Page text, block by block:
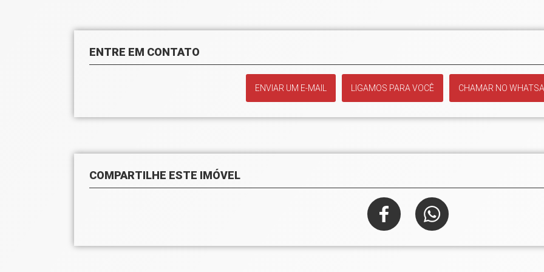
ENTRE EM CONTATO
ENVIAR UM E-MAIL LIGAMOS PARA VOCÊ CHAMAR NO
COMPARTILHE ESTE IMÓVEL